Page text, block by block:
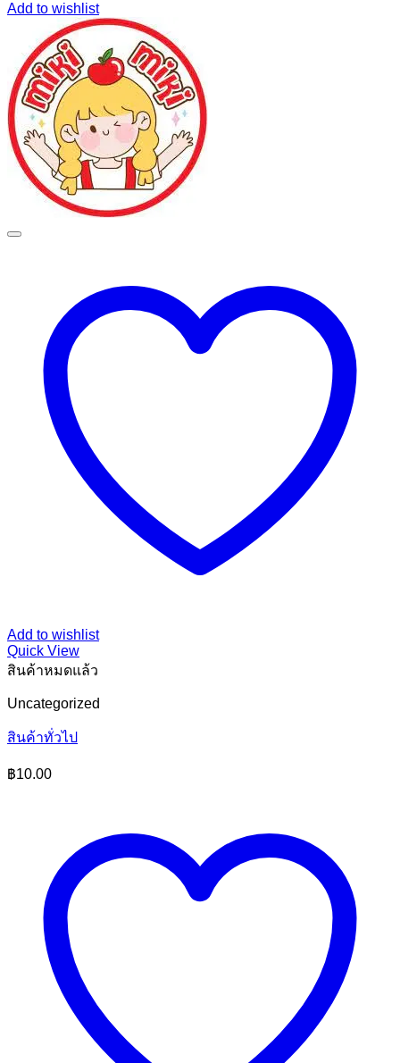
Add to wishlist
Add to wishlist
Quick View
สินค้าหมดแล้ว
Uncategorized
สินค้าทั่วไป
฿10.00